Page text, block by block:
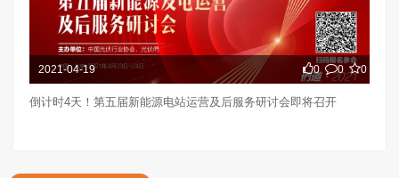
2021-04-19 0 0 0
倒计时4天！第五届新能源电站运营及后服务研讨会即将召开